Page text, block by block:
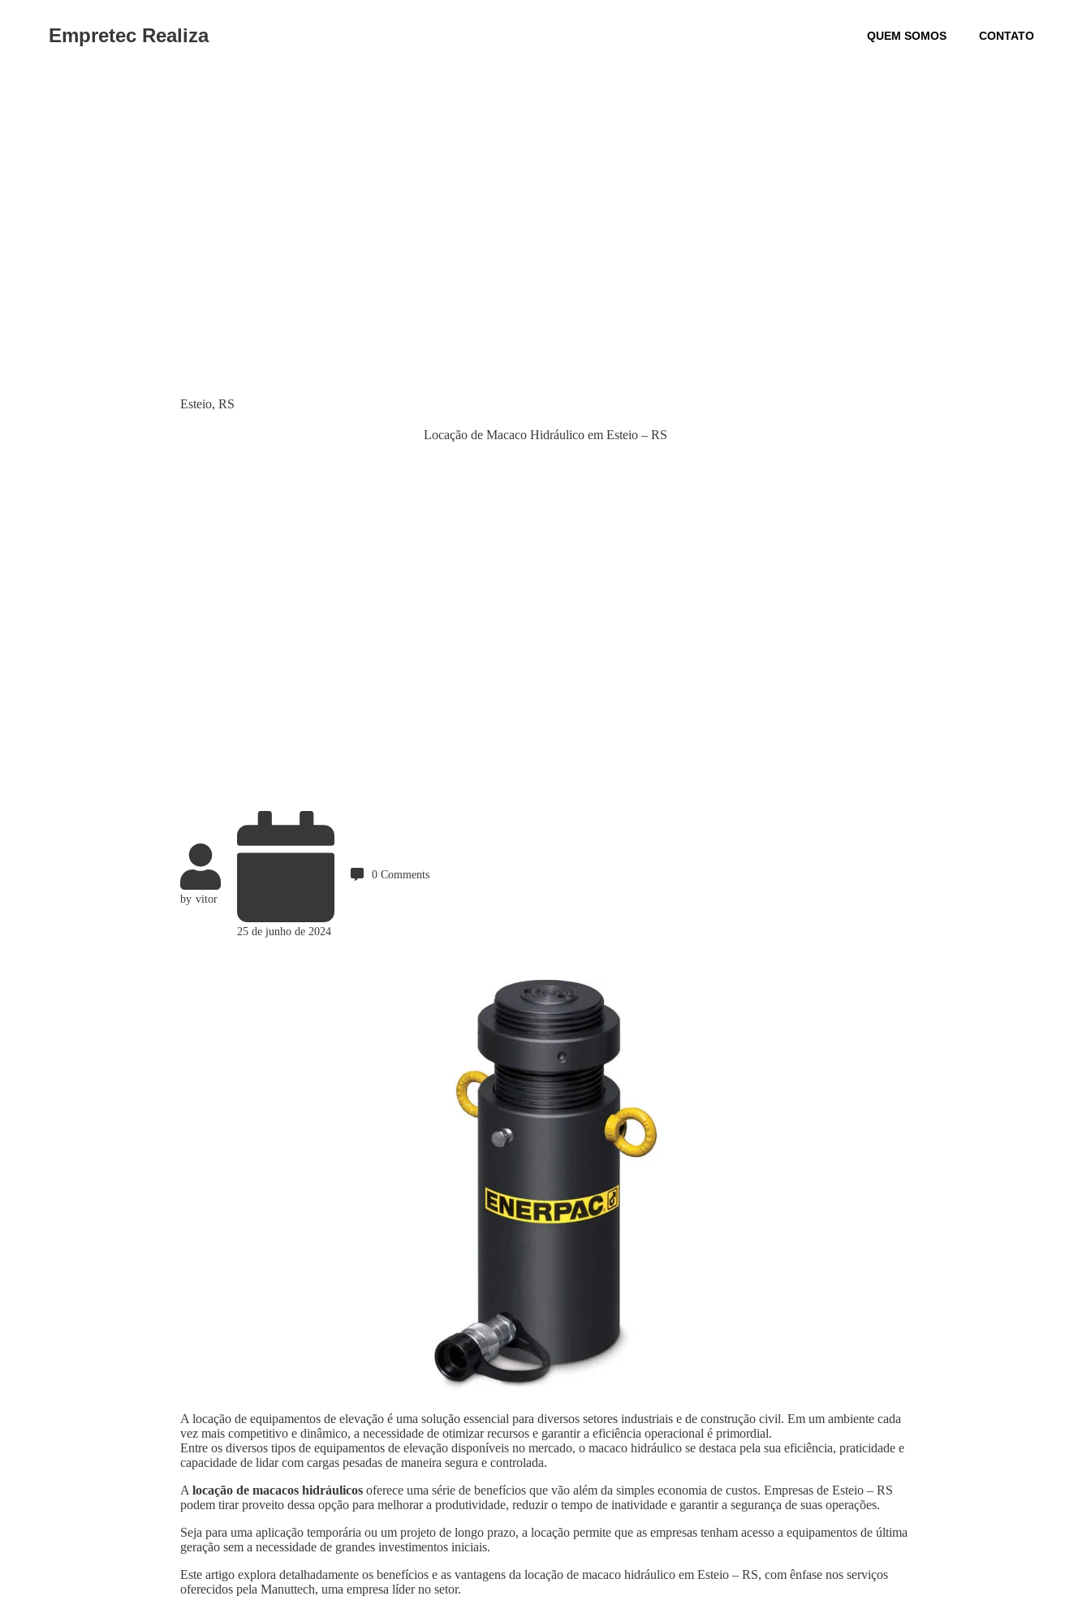
Empretec Realiza QUEM SOMOS CONTATO
Locação de Macaco Hidráulico em Esteio – RS
Category
Esteio, RS
by vitor
25 de junho de 2024
0 Comments
A locação de equipamentos de elevação é uma solução essencial para diversos setores industriais e de construção civil. Em um ambiente cada
vez mais competitivo e dinâmico, a necessidade de otimizar recursos e garantir a eficiência operacional é primordial.
Entre os diversos tipos de equipamentos de elevação disponíveis no mercado, o macaco hidráulico se destaca pela sua eficiência, praticidade e
capacidade de lidar com cargas pesadas de maneira segura e controlada.
A locação de macacos hidráulicos oferece uma série de benefícios que vão além da simples economia de custos. Empresas de Esteio – RS
podem tirar proveito dessa opção para melhorar a produtividade, reduzir o tempo de inatividade e garantir a segurança de suas operações.
Seja para uma aplicação temporária ou um projeto de longo prazo, a locação permite que as empresas tenham acesso a equipamentos de última
geração sem a necessidade de grandes investimentos iniciais.
Este artigo explora detalhadamente os benefícios e as vantagens da locação de macaco hidráulico em Esteio – RS, com ênfase nos serviços
oferecidos pela Manuttech, uma empresa líder no setor.